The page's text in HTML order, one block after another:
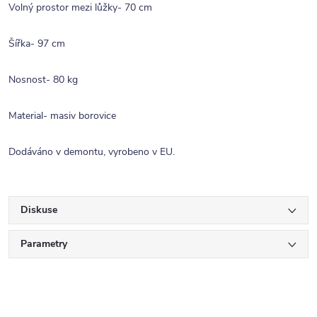
Volný prostor mezi lůžky- 70 cm
Šířka- 97 cm
Nosnost- 80 kg
Material- masiv borovice
Dodáváno v demontu, vyrobeno v EU.
Diskuse
Parametry